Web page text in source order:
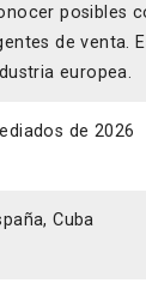
posibles
de venta.
europea.
de 2026
Cuba